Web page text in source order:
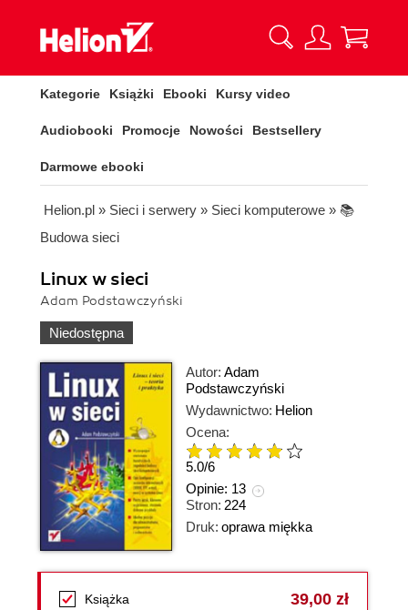
Kategorie Książki Ebooki Kursy video
Audiobooki Promocje Nowości Bestsellery
Darmowe ebooki
Helion.pl » Sieci i serwery » Sieci komputerowe » 📚
Budowa sieci
Linux w sieci
Adam Podstawczyński
Niedostępna
Autor: Adam
Podstawczyński
Wydawnictwo: Helion
Ocena:
5.0/6
Opinie: 13
Stron: 224
Druk: oprawa miękka
Książka 39,00 zł